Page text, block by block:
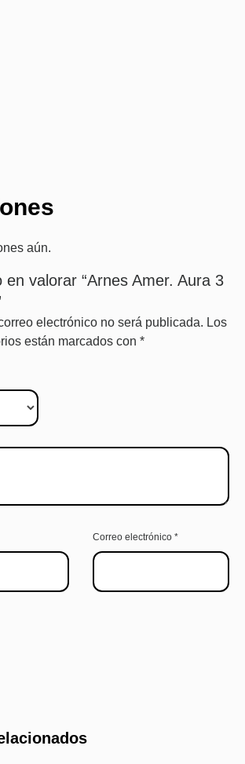
aún.
en valorar “Arnes Amer. Aura 3
electrónico no será publicada. Los
están marcados con *
Correo electrónico *